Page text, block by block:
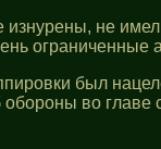
не
ограниченные
был
во